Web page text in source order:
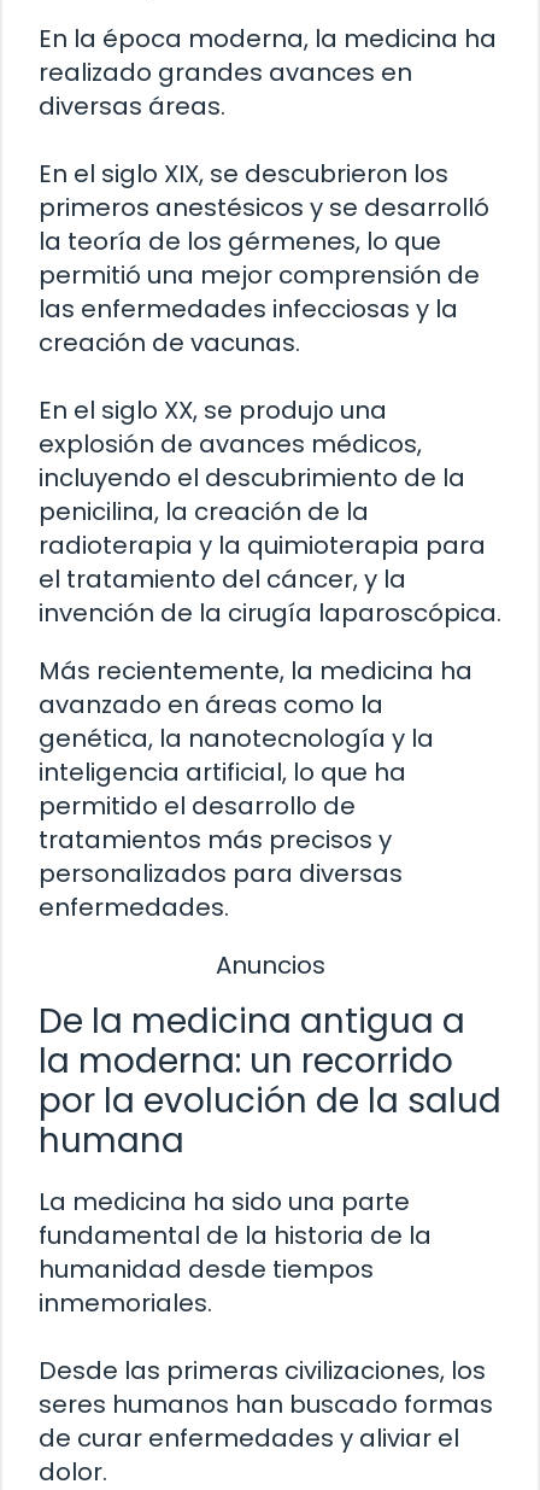
En la época moderna, la medicina ha
realizado grandes avances en
diversas áreas.
En el siglo XIX, se descubrieron los
primeros anestésicos y se desarrolló
la teoría de los gérmenes, lo que
permitió una mejor comprensión de
las enfermedades infecciosas y la
creación de vacunas.
En el siglo XX, se produjo una
explosión de avances médicos,
incluyendo el descubrimiento de la
penicilina, la creación de la
radioterapia y la quimioterapia para
el tratamiento del cáncer, y la
invención de la cirugía laparoscópica.
Más recientemente, la medicina ha
avanzado en áreas como la
genética, la nanotecnología y la
inteligencia artificial, lo que ha
permitido el desarrollo de
tratamientos más precisos y
personalizados para diversas
enfermedades.
Anuncios
De la medicina antigua a
la moderna: un recorrido
por la evolución de la salud
humana
La medicina ha sido una parte
fundamental de la historia de la
humanidad desde tiempos
inmemoriales.
Desde las primeras civilizaciones, los
seres humanos han buscado formas
de curar enfermedades y aliviar el
dolor.